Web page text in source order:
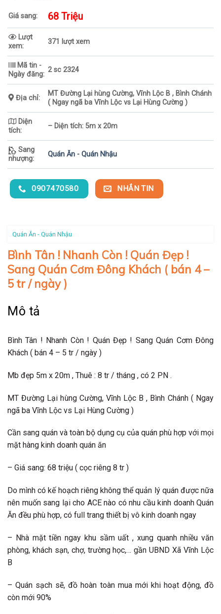
Giá sang: 68 Triệu
Lượt
xem:
371 lượt xem
Mã tin -
Ngày đăng:
2 sc 2324
Địa chỉ:
MT Đường Lại hùng Cường, Vĩnh Lộc B , Bình Chánh
( Ngay ngã ba Vĩnh Lộc vs Lại Hùng Cường )
Diện
tích:
– Diện tích: 5m x 20m
Sang
nhượng:
Quán Ăn - Quán Nhậu
0907470580 NHẮN TIN
Quán Ăn - Quán Nhậu
Bình Tân ! Nhanh Còn ! Quán Đẹp !
Sang Quán Cơm Đông Khách ( bán 4 –
5 tr / ngày )
Mô tả
Bình Tân ! Nhanh Còn ! Quán Đẹp ! Sang Quán Cơm Đông
Khách ( bán 4 – 5 tr / ngày )
Mb đẹp 5m x 20m , Thuê : 8 tr / tháng , có 2 PN .
MT Đường Lại hùng Cường, Vĩnh Lộc B , Bình Chánh ( Ngay
ngã ba Vĩnh Lộc vs Lại Hùng Cường )
Cần sang quán và toàn bộ dụng cụ của quán phù hợp với mọi
mặt hàng kinh doanh quán ăn
– Giá sang: 68 triệu ( cọc riêng 8 tr )
Do mình có kế hoạch riêng không thể quản lý quán được nữa
nên muốn sang lại cho ACE nào có nhu cầu kinh doanh Quán
Ăn đều phù hợp, có full trang thiết bị vô kinh doanh ngay
– Nhà mặt tiền ngay khu sầm uất , xung quanh nhiều văn
phòng, khách sạn, chợ, trường học,… gần UBND Xã Vĩnh Lộc
B
– Quán sạch sẽ, đồ hoàn toàn mua mới khi hoạt động, đồ
còn mới 90%